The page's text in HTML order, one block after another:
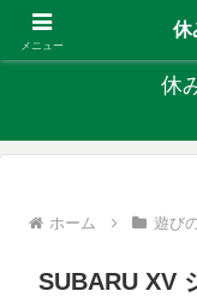
キャンプ、
休
ホーム 遊び
SUBARU XV
メニュー
休